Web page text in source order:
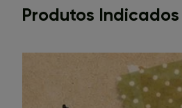
Produtos Indicados